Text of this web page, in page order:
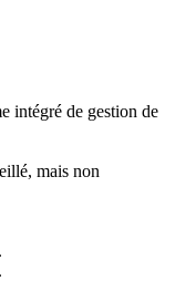
intégré de gestion de
mais non